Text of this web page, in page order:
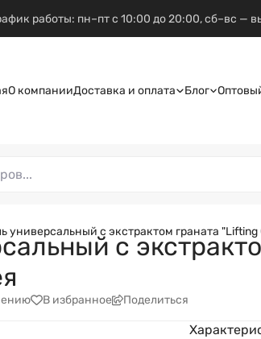
работы: пн–пт с 10:00 до 20:00, сб–вс —
О компанииДоставка и оплата Блог
универсальный с экстрактом граната
с
В избранное Поделиться